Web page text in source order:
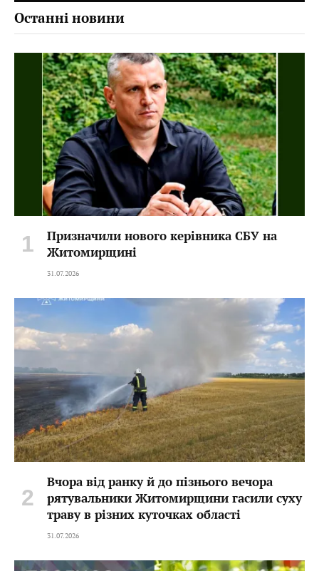
Останні новини
Призначили нового керівника СБУ на
Житомирщині
31.07.2026
Вчора від ранку й до пізнього вечора
рятувальники Житомирщини гасили суху
траву в різних куточках області
31.07.2026